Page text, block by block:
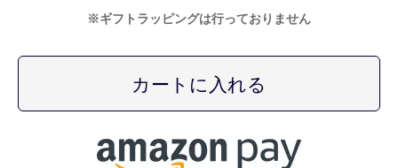
※ギフトラッピングは行っておりません
alk phenix
ARMY TWILL